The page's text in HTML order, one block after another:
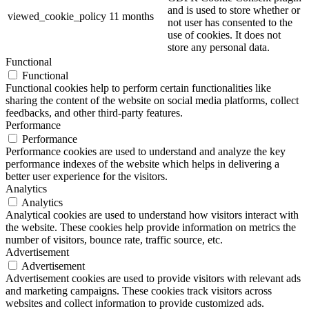
viewed_cookie_policy 11 months
and is used to store whether or
not user has consented to the
use of cookies. It does not
store any personal data.
Functional
Functional
Functional cookies help to perform certain functionalities like
sharing the content of the website on social media platforms, collect
feedbacks, and other third-party features.
Performance
Performance
Performance cookies are used to understand and analyze the key
performance indexes of the website which helps in delivering a
better user experience for the visitors.
Analytics
Analytics
Analytical cookies are used to understand how visitors interact with
the website. These cookies help provide information on metrics the
number of visitors, bounce rate, traffic source, etc.
Advertisement
Advertisement
Advertisement cookies are used to provide visitors with relevant ads
and marketing campaigns. These cookies track visitors across
websites and collect information to provide customized ads.